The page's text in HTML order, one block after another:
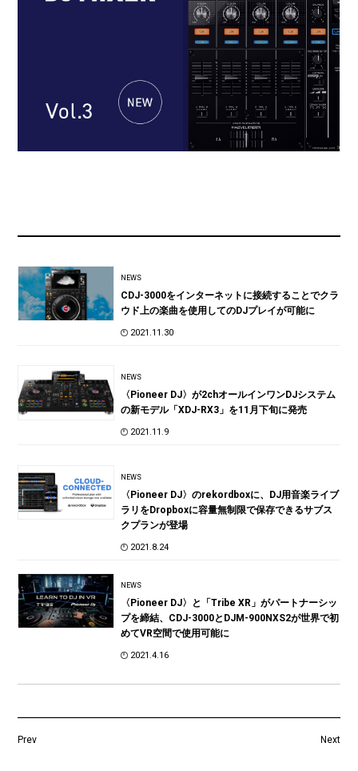
NEWS
CDJ-3000をインターネットに接続することでクラ
ウド上の楽曲を使用してのDJプレイが可能に
2021.11.30
NEWS
〈Pioneer DJ〉が2chオールインワンDJシステム
の新モデル「XDJ-RX3」を11月下旬に発売
2021.11.9
NEWS
〈Pioneer DJ〉のrekordboxに、DJ用音楽ライブ
ラリをDropboxに容量無制限で保存できるサブス
クプランが登場
2021.8.24
NEWS
〈Pioneer DJ〉と「Tribe XR」がパートナーシッ
プを締結、CDJ-3000とDJM-900NXS2が世界で初
めてVR空間で使用可能に
2021.4.16
Prev Next